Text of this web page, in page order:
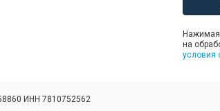
Нажимая
на
условия
ИНН 7810752562